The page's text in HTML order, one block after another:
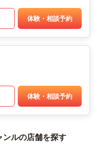
体験・相談予約
体験・相談予約
ルの店舗を探す